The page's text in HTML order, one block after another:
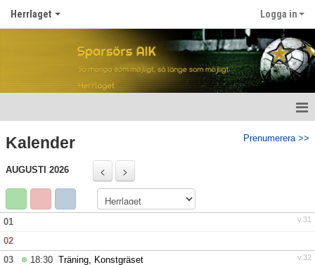
Herrlaget Logga in
Kalender
Truppen
Gästbok
Prenumerera >>
Kalender
AUGUSTI 2026
v.31
01
02
v.32
03 18:30 Träning, Konstgräset